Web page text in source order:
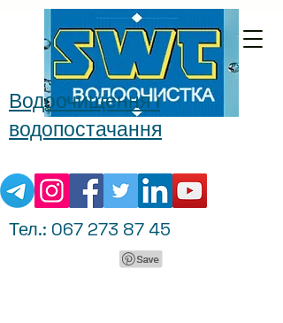
Водоочищення і
водопостачання
Тел.: 067 273 87 45